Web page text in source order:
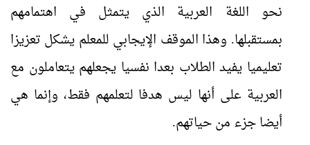
نحو اللغة العربية الذي يتمثل في اهتمامهم
بمستقبلها. وهذا الموقف الإيجابي للمعلم يشكل تعزيزا
تعليميا يفيد الطلاب بعدا نفسيا يجعلهم يتعاملون مع
العربية على أنها ليس هدفا لتعلمهم فقط، وإنما هي
أيضا جزء من حياتهم.